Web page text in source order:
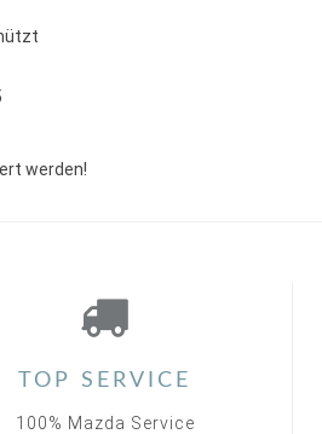
werden!
TOP SERVICE
100% Mazda Service